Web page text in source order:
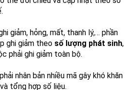
giảm, hỏng, mất, thanh lý,… phần
ghi giảm theo số lượng phát sinh,
phải ghi giảm toàn bộ.
nhân bản nhiều mã gây khó khăn
tổng hợp số liệu.